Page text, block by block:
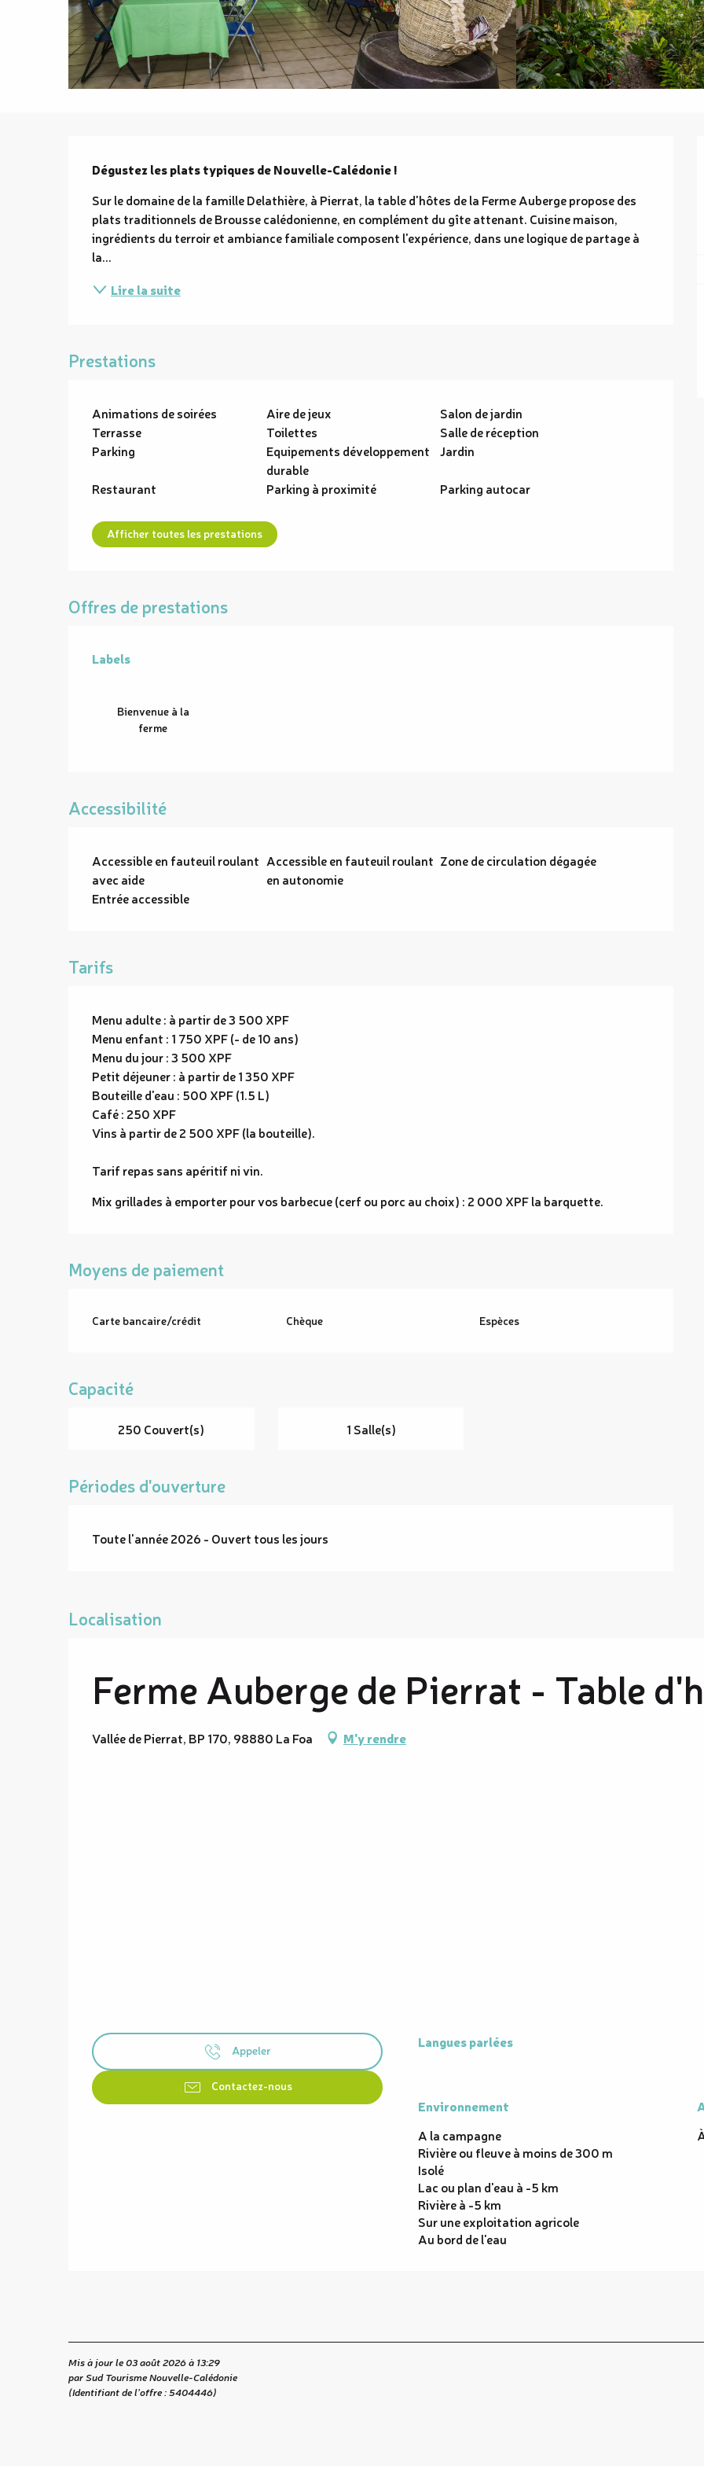
Description
Dégustez les plats typiques de Nouvelle-Calédonie !
Sur le domaine de la famille Delathière, à Pierrat, la table d'hôtes de la Ferme Auberge propose des
plats traditionnels de Brousse calédonienne, en complément du gîte attenant. Cuisine maison,
ingrédients du terroir et ambiance familiale composent l'expérience, dans une logique de partage à
la...
Lire la suite
Prestations
Animations de soirées Aire de jeux
Salon de jardin
Terrasse
Toilettes
Salle de réception
Parking
Equipements développement
durable
Jardin
Restaurant Parking à proximité Parking autocar
Afficher toutes les prestations
Offres de prestations
Labels
Labels
Bienvenue à la
ferme
Accessibilité
Accessible en fauteuil roulant
avec aide
Accessible en fauteuil roulant
en autonomie
Zone de circulation dégagée
Entrée accessible
Tarifs
Menu adulte : à partir de 3 500 XPF
Menu enfant : 1 750 XPF (- de 10 ans)
Menu du jour : 3 500 XPF
Petit déjeuner : à partir de 1 350 XPF
Bouteille d'eau : 500 XPF (1.5 L)
Café : 250 XPF
Vins à partir de 2 500 XPF (la bouteille).
Tarif repas sans apéritif ni vin.
Mix grillades à emporter pour vos barbecue (cerf ou porc au choix) : 2 000 XPF la barquette.
Moyens de paiement
Carte bancaire/crédit Chèque Espèces
Capacité
250 Couvert(s) 1 Salle(s)
Périodes d'ouverture
Toute l'année 2026 - Ouvert tous les jours
Localisation
Ferme Auberge de Pierrat - Table
Vallée de Pierrat, BP 170, 98880 La Foa M'y rendre
Appeler
Contactez-nous
Langues parlées
Langues parlées
Environnement
Environnement
A la campagne
Rivière ou fleuve à moins de 300 m
Isolé
Lac ou plan d'eau à -5 km
Rivière à -5 km
Sur une exploitation agricole
Au bord de l'eau
Mis à jour le 03 août 2026 à 13:29
par Sud Tourisme Nouvelle-Calédonie
(Identifiant de l'offre :5404446)